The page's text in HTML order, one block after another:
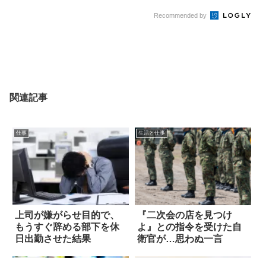
Recommended by
関連記事
仕事
上司が嫌がらせ目的で、
もうすぐ辞める部下を休
日出勤させた結果
生活と仕事
『二次会の店を見つけ
よ』との指令を受けた自
衛官が…思わぬ一言